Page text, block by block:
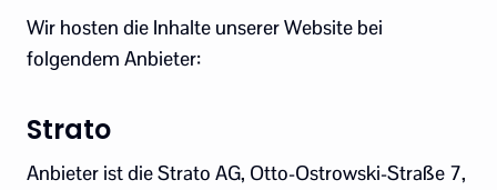
Wir hosten die Inhalte unserer Website bei
folgendem Anbieter:
Strato
Anbieter ist die Strato AG, Otto-Ostrowski-Straße 7,